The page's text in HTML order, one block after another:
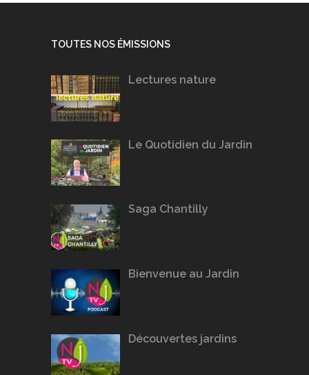
TOUTES NOS ÉMISSIONS
Lectures nature
Le Quotidien du Jardin
Saga Chantilly
Bienvenue au Jardin
Découvertes jardins